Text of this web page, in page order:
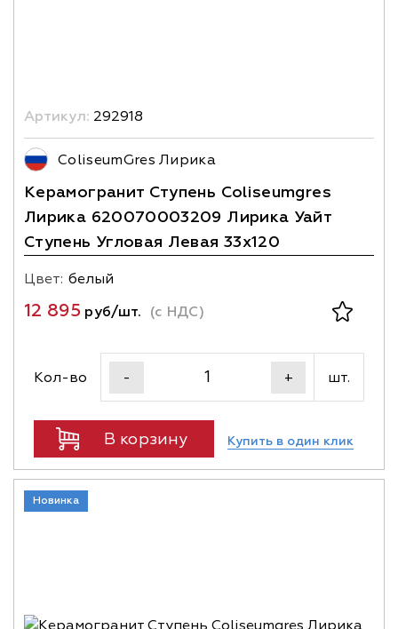
Артикул: 292918
ColiseumGres Лирика
Керамогранит Ступень Coliseumgres
Лирика 620070003209 Лирика Уайт
Ступень Угловая Левая 33x120
Цвет: белый
12 895руб/шт. (с НДС)
Кол-во - + шт.
В корзину Купить в один клик
Новинка